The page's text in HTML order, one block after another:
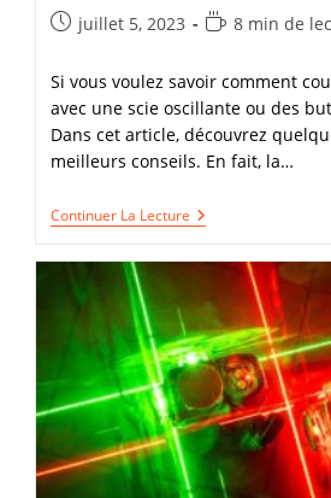
Publication
juillet 5, 2023
Temps
lecture :
8 min de
Si vous voulez savoir comment
avec une scie oscillante ou des
Dans cet article, découvrez
meilleurs conseils. En fait, la…
Continuer La Lecture Découvrez
La
Couper
Une
Plinthe
Avec
Une
Scie
Oscillante